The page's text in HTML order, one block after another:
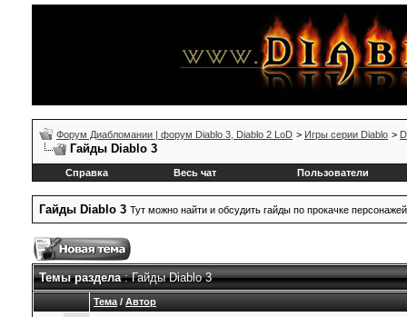
Форум Диабломании | форум Diablo 3, Diablo 2 LoD > Игры серии Diablo >
Гайды Diablo 3
Справка Весь чат Пользователи
Гайды Diablo 3 Тут можно найти и обсудить гайды по прокачке
Темы раздела: Гайды Diablo 3
Тема / Автор